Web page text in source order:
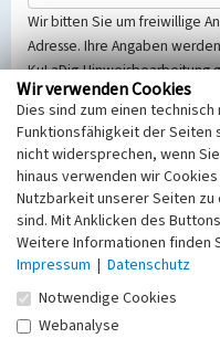
Wir bitten Sie um freiwillige
Adresse. Ihre Angaben
KuLaDig-
Selbstverständlich werden
Telemediengesetzes, des
dem 25.05.2018 gültigen
(EU-DSGVO) vertraulich
Hinweise zumDatenschutz
Nachricht
Wir verwenden Cookies
Dies sind zum einen
Funktionsfähigkeit der Seiten
nicht widersprechen, wenn
hinaus verwenden wir
Nutzbarkeit unserer Seiten
sind. Mit Anklicken des
Weitere Informationen finden
Impressum | Datenschutz
Notwendige Cookies
Webanalyse